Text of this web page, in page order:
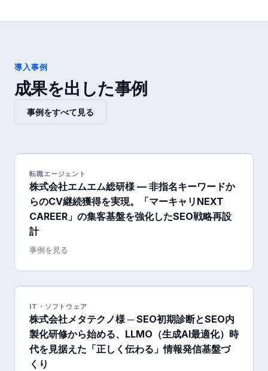
導入事例
成果を出した事例
事例をすべて見る
転職エージェント
株式会社エムエム総研様 — 非指名キーワードか
らのCV継続獲得を実現。「マーキャリNEXT
CAREER」の集客基盤を強化したSEO戦略再設
計
事例を見る
IT・ソフトウェア
株式会社メタテクノ様 ─ SEO初期診断とSEO内
製化研修から始める、LLMO（生成AI最適化）時
代を見据えた「正しく伝わる」情報発信基盤づ
くり